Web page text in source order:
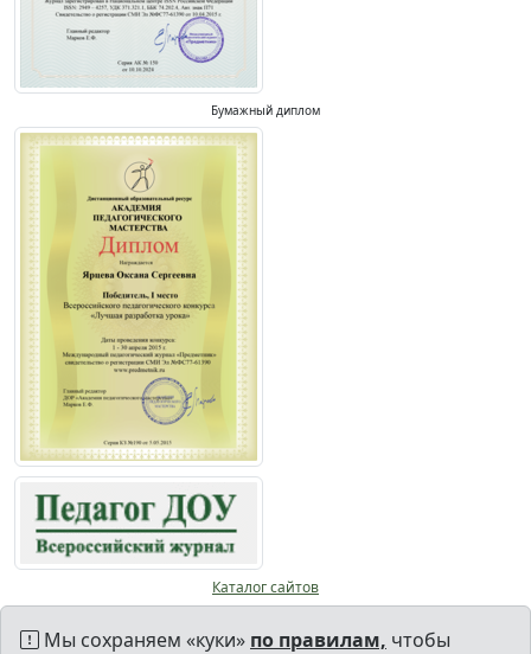
Бумажный диплом
Каталог сайтов
Мы сохраняем «куки» по правилам, чтобы